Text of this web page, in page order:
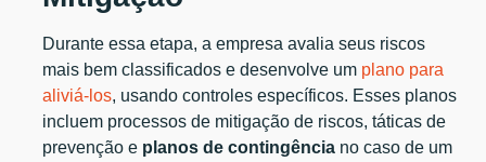
Durante essa etapa, a empresa avalia seus riscos
mais bem classificados e desenvolve um plano para
aliviá-los, usando controles específicos. Esses planos
incluem processos de mitigação de riscos, táticas de
prevenção e planos de contingência no caso de um